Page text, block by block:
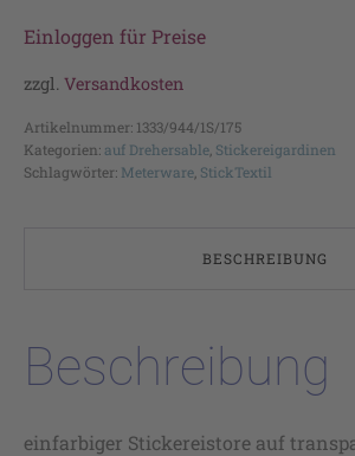
Einloggen für Preise
zzgl. Versandkosten
Artikelnummer: 1333/944/1S/175
Kategorien: auf Drehersable Stickereigardinen
Schlagwörter: Meterware StickTextil
BESCHREIBUNG
Beschreibung
einfarbiger Stickereistore auf